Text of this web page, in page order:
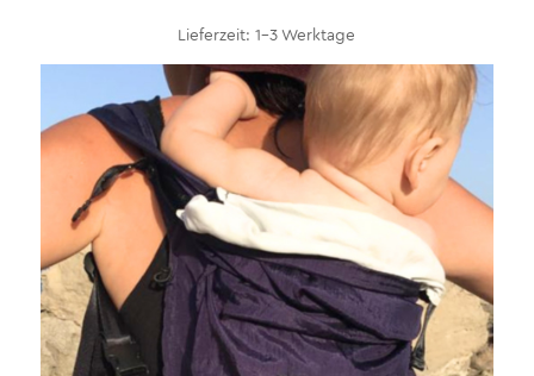
Lieferzeit:1-3 Werktage